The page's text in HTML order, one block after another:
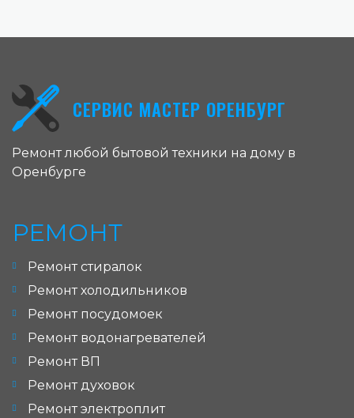
СЕРВИС МАСТЕР ОРЕНБУРГ
Ремонт любой бытовой техники на дому в
Оренбурге
РЕМОНТ
Ремонт стиралок
Ремонт холодильников
Ремонт посудомоек
Ремонт водонагревателей
Ремонт ВП
Ремонт духовок
Ремонт электроплит